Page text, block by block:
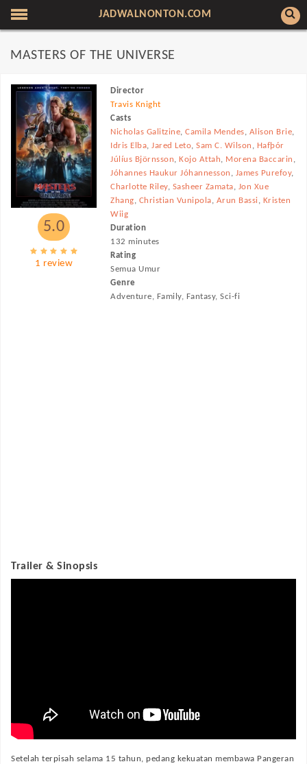
JADWALNONTON.COM
MASTERS OF THE UNIVERSE
5.0
1 review
Director
Travis Knight
Casts
Nicholas Galitzine,Camila Mendes, Alison Brie,
Idris Elba,Jared Leto,Sam C. Wilson , Hafþór
Júlíus Björnsson,Kojo Attah, Morena Baccarin ,
Jóhannes Haukur Jóhannesson , James Purefoy,
Charlotte Riley, Sasheer Zamata, Jon Xue
Zhang, Christian Vunipola, Arun Bassi, Kristen
Wiig
Duration
132 minutes
Rating
Semua Umur
Genre
Adventure, Family, Fantasy, Sci-fi
Trailer & Sinopsis
Setelah terpisah selama 15 tahun, pedang kekuatan membawa Pangeran